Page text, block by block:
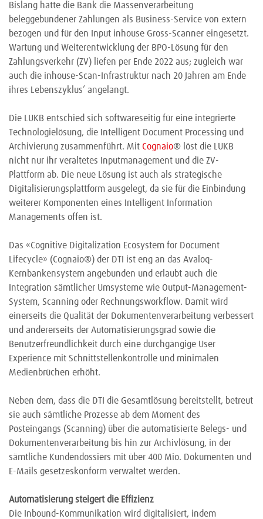
Bislang hatte die Bank die Massenverarbeitung
beleggebundener Zahlungen als Business-Service von extern
bezogen und für den Input inhouse Gross-Scanner eingesetzt.
Wartung und Weiterentwicklung der BPO-Lösung für den
Zahlungsverkehr (ZV) liefen per Ende 2022 aus; zugleich war
auch die inhouse-Scan-Infrastruktur nach 20 Jahren am Ende
ihres Lebenszyklus’ angelangt.
Die LUKB entschied sich softwareseitig für eine integrierte
Technologielösung, die Intelligent Document Processing und
Archivierung zusammenführt. Mit Cognaio® löst die LUKB
nicht nur ihr veraltetes Inputmanagement und die ZV-
Plattform ab. Die neue Lösung ist auch als strategische
Digitalisierungsplattform ausgelegt, da sie für die Einbindung
weiterer Komponenten eines Intelligent Information
Managements offen ist.
Das «Cognitive Digitalization Ecosystem for Document
Lifecycle» (Cognaio®) der DTI ist eng an das Avaloq-
Kernbankensystem angebunden und erlaubt auch die
Integration sämtlicher Umsysteme wie Output-Management-
System, Scanning oder Rechnungsworkflow. Damit wird
einerseits die Qualität der Dokumentenverarbeitung verbessert
und andererseits der Automatisierungsgrad sowie die
Benutzerfreundlichkeit durch eine durchgängige User
Experience mit Schnittstellenkontrolle und minimalen
Medienbrüchen erhöht.
Neben dem, dass die DTI die Gesamtlösung bereitstellt, betreut
sie auch sämtliche Prozesse ab dem Moment des
Posteingangs (Scanning) über die automatisierte Belegs- und
Dokumentenverarbeitung bis hin zur Archivlösung, in der
sämtliche Kundendossiers mit über 400 Mio. Dokumenten und
E-Mails gesetzeskonform verwaltet werden.
Automatisierung steigert die Effizienz
Die Inbound-Kommunikation wird digitalisiert, indem